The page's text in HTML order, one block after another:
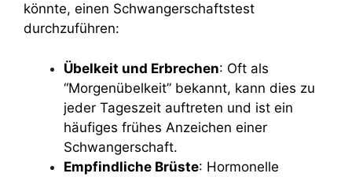
könnte, einen Schwangerschaftstest
durchzuführen:
Übelkeit und Erbrechen: Oft als
“Morgenübelkeit” bekannt, kann dies zu
jeder Tageszeit auftreten und ist ein
häufiges frühes Anzeichen einer
Schwangerschaft.
Empfindliche Brüste: Hormonelle